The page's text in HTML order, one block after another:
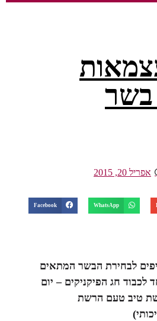
20, 2015
WhatsApp
Facebook
לבחירת הבשר המתאים
חג הפיקניקים – יום
טיב טעם הרשת